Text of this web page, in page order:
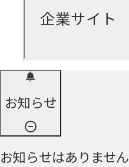
企業サイト
お知らせ
お知らせはありません